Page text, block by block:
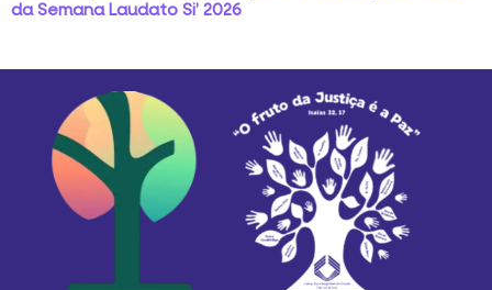
da Semana Laudato Si’ 2026